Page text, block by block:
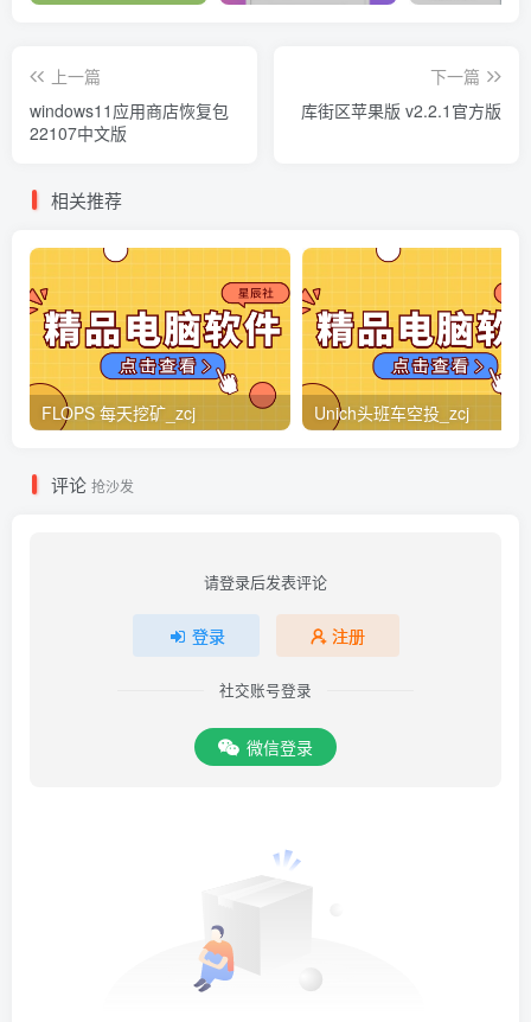
上一篇
windows11应用商店恢复包
22107中文版
下一篇
库街区苹果版 v2.2.1官方版
相关推荐
FLOPS 每天挖矿_zcj Unich头班车空投_zcj
评论 抢沙发
请登录后发表评论
登录 注册
社交账号登录
微信登录